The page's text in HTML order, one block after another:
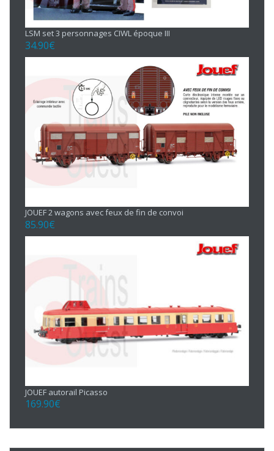
LSM set 3 personnages CIWL époque III
34.90€
JOUEF 2 wagons avec feux de fin de convoi
85.90€
JOUEF autorail Picasso
169.90€